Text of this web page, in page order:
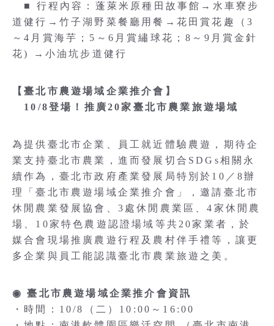
■ 行程內容：蓬萊米原種田故事館→水車寮步
道健行→竹子湖野菜餐廳用餐→花田賞花趣（3
～4月賞海芋；5～6月賞繡球花；8～9月賞金針
花) →小油坑步道健行
【臺北市農遊場域企業推介會】
10/8登場！推廣20家臺北市農業旅遊場域
為提供臺北市企業、員工就近體驗農遊，期待企
業支持臺北市農業，進而發展切合SDGs相關永
續作為，臺北市政府產業發展局特別於10／8辦
理「臺北市農遊場域企業推介會」，邀請臺北市
休閒農業發展協會、3處休閒農業區、4家休閒農
場、10家特色農遊認證場域等共20家業者，於
媒合會現場推廣農遊行程及農村伴手禮等，讓更
多企業與員工能認識臺北市農業旅遊之美。
◉ 臺北市農遊場域企業推介會資訊
・時間：10/8（二）10:00～16:00